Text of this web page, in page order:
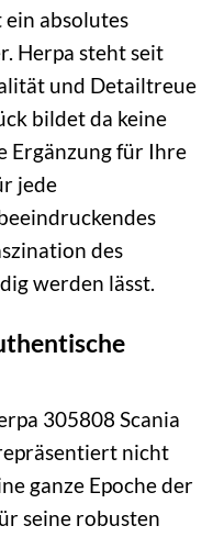
absolutes
Herpa steht seit
und Detailtreue
bildet da keine
Ergänzung für Ihre
jede
des
werden lässt.
305808 Scania
nicht
ganze Epoche der
seine robusten